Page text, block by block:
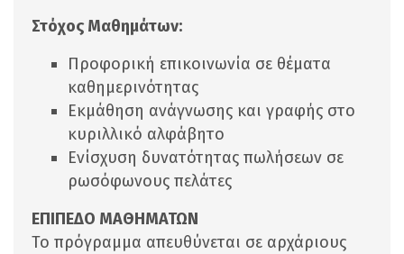
Στόχος Μαθημάτων:
Προφορική επικοινωνία σε θέματα
καθημερινότητας
Εκμάθηση ανάγνωσης και γραφής στο
κυριλλικό αλφάβητο
Ενίσχυση δυνατότητας πωλήσεων σε
ρωσόφωνους πελάτες
ΕΠΙΠΕΔΟ ΜΑΘΗΜΑΤΩΝ
Το πρόγραμμα απευθύνεται σε αρχάριους